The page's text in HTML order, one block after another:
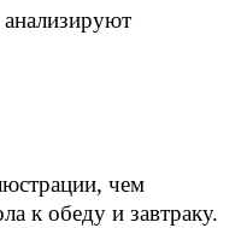
чем
к обеду и завтраку.